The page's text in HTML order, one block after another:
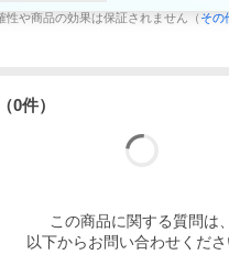
性や商品の効果は保証されません（ その
（0件）
この商品に関する質問は、
以下からお問い合わせくださ